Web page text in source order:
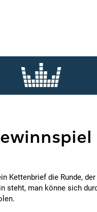
Kettenbrief die Runde, der
steht, man könne sich